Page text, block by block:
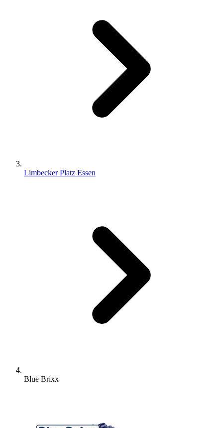
Limbecker Platz Essen
Blue Brixx